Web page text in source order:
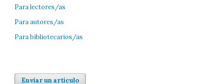
Para lectores/as
Para autores/as
Para bibliotecarios/as
Enviar un artículo